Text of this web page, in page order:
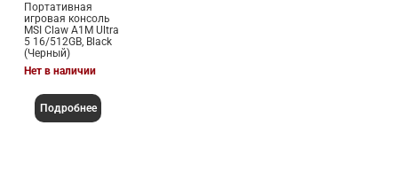
Портативная
игровая консоль
MSI Claw A1M Ultra
5 16/512GB, Black
(Черный)
Нет в наличии
Подробнее